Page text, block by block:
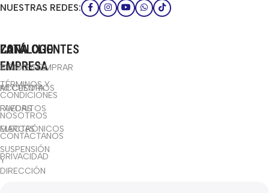
NUESTRAS REDES:
CATÁLOGO
BICICLETAS
ACCESORIOS
RUEDAS
ELECTRÓNICOS
SUSPENSIÓN
Y
DIRECCIÓN
LA
EMPRESA
TÉRMINOS Y
CONDICIONES
NOSOTROS
CONTÁCTANOS
PRIVACIDAD
ZONA CLIENTES
CÓMO COMPRAR
MI CUENTA
FAVORITOS
MARCAS